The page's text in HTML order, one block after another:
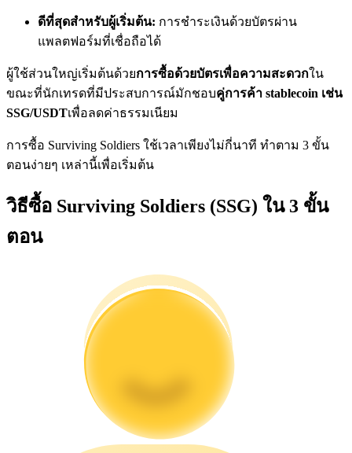
ข้อมูล
การวิเคราะห์ข้อมูลขนาดใหญ่ รวมถึงข้อมูลการค้า ฯลฯ
แนะนำ
คู่มือเริ่มต้นฟิวเจอร์ส
กลยุทธ์การซื้อขาย
เรียนรู้วิธีการรักษาผลกำไร
ดีที่สุดสำหรับผู้เริ่มต้น: การชำระเงินด้วยบัตรผ่าน
แพลตฟอร์มที่เชื่อถือได้
ผู้ใช้ส่วนใหญ่เริ่มต้นด้วยการซื้อด้วยบัตรเพื่อความสะดวกใน
ขณะที่นักเทรดที่มีประสบการณ์มักชอบคู่การค้า stablecoin เช่น
SSG/USDTเพื่อลดค่าธรรมเนียม
การซื้อ Surviving Soldiers ใช้เวลาเพียงไม่กี่นาที ทำตาม 3 ขั้น
ตอนง่ายๆ เหล่านี้เพื่อเริ่มต้น
วิธีซื้อ Surviving Soldiers (SSG) ใน 3 ขั้น
ตอน